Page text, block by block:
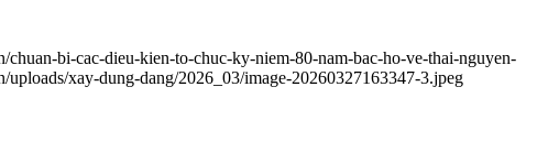
bi-cac-dieu-kien-to-chuc-ky-niem-80-nam-bac-ho-ve-thai-nguyen-
uploads/xay-dung-dang/2026_03/image-20260327163347-3.jpeg